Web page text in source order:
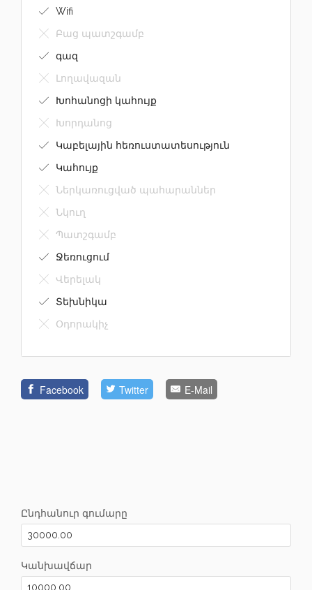
Wifi
Բաց պատշգամբ
գազ
Լողավազան
Խոհանոցի կահույք
Խորդանոց
Կաբելային հեռուստատեսություն
Կահույք
Ներկառուցված պահարաններ
Նկուղ
Պատշգամբ
Ջեռուցում
Վերելակ
Տեխնիկա
Օդորակիչ
Facebook Twitter E-Mail
Ընդհանուր գումարը
Կանխավճար